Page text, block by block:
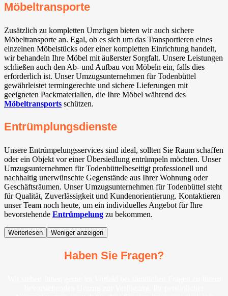
Möbeltransporte
Zusätzlich zu kompletten Umzügen bieten wir auch sichere
Möbeltransporte an. Egal, ob es sich um das Transportieren eines
einzelnen Möbelstücks oder einer kompletten Einrichtung handelt,
wir behandeln Ihre Möbel mit äußerster Sorgfalt. Unsere Leistungen
schließen auch den Ab- und Aufbau von Möbeln ein, falls dies
erforderlich ist. Unser Umzugsunternehmen für Todenbüttel
gewährleistet termingerechte und sichere Lieferungen mit
geeigneten Packmaterialien, die Ihre Möbel während des
Möbeltransports schützen.
Entrümplungsdienste
Unsere Entrümpelungsservices sind ideal, sollten Sie Raum schaffen
oder ein Objekt vor einer Übersiedlung entrümpeln möchten. Unser
Umzugsunternehmen für Todenbüttelbeseitigt professionell und
nachhaltig unerwünschte Gegenstände aus Ihrer Wohnung oder
Geschäftsräumen. Unser Umzugsunternehmen für Todenbüttel steht
für Qualität, Zuverlässigkeit und Kundenorientierung. Kontaktieren
unser Team noch heute, um ein individuelles Angebot für Ihre
bevorstehende Entrümpelung zu bekommen.
Weiterlesen Weniger anzeigen
Haben Sie Fragen?